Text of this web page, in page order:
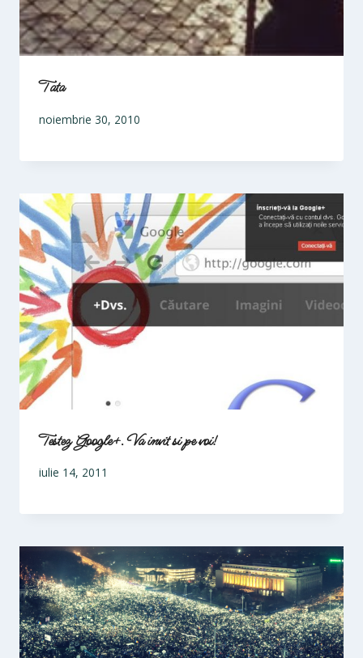
Tata
noiembrie 30, 2010
Testez Google+. Va invit si pe voi!
iulie 14, 2011